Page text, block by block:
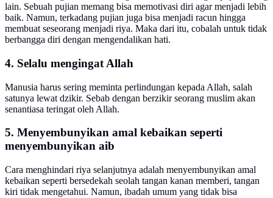
lain. Sebuah pujian memang bisa memotivasi diri agar menjadi lebih
baik. Namun, terkadang pujian juga bisa menjadi racun hingga
membuat seseorang menjadi riya. Maka dari itu, cobalah untuk tidak
berbangga diri dengan mengendalikan hati.
4. Selalu mengingat Allah
Manusia harus sering meminta perlindungan kepada Allah, salah
satunya lewat dzikir. Sebab dengan berzikir seorang muslim akan
senantiasa teringat oleh Allah.
5. Menyembunyikan amal kebaikan seperti
menyembunyikan aib
Cara menghindari riya selanjutnya adalah menyembunyikan amal
kebaikan seperti bersedekah seolah tangan kanan memberi, tangan
kiri tidak mengetahui. Namun, ibadah umum yang tidak bisa